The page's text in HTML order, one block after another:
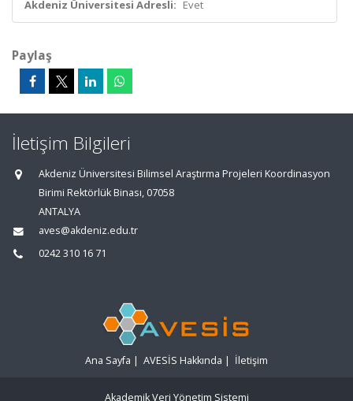
Akdeniz Üniversitesi Adresli: Evet
Paylaş
İletişim Bilgileri
Akdeniz Üniversitesi Bilimsel Araştırma Projeleri Koordinasyon
Birimi Rektörlük Binası, 07058
ANTALYA
aves@akdeniz.edu.tr
0242 310 16 71
Ana Sayfa | AVESİS Hakkında | İletişim
Akademik Veri Yönetim Sistemi